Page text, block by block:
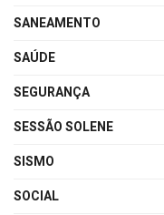
SANEAMENTO
SAÚDE
SEGURANÇA
SESSÃO SOLENE
SISMO
SOCIAL